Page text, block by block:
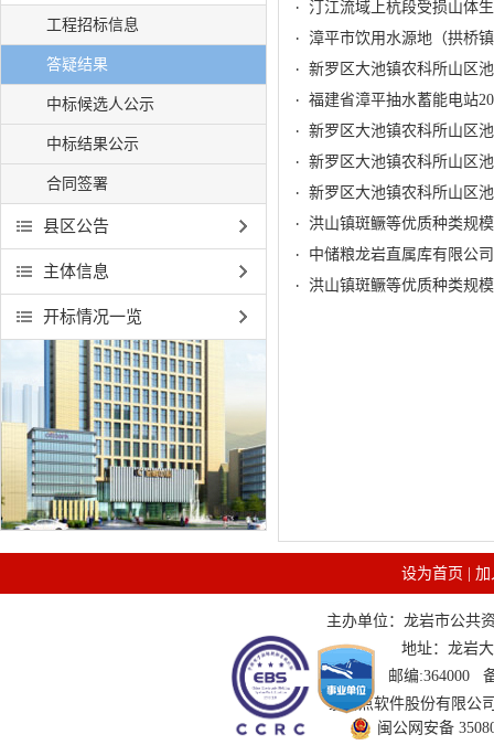
工程招标信息
答疑结果
中标候选人公示
中标结果公示
合同签署
县区公告
主体信息
开标情况一览
漳平市饮用水源地（拱桥
新罗区大池镇农科所山区
新罗区大池镇农科所山区
新罗区大池镇农科所山区
新罗区大池镇农科所山区
洪山镇斑鳜等优质种类规
中储粮龙岩直属库有限公
洪山镇斑鳜等优质种类规
设为首页 加
主办单位：龙岩市公共
地址：龙岩
邮编:364000
技术支持：国泰新点软件股份有限
闽公网安备